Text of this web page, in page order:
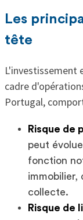
Les
tête
L'investissement
cadre
Portugal,
Risque de
peut
fonction
immobilier,
collecte.
Risque de